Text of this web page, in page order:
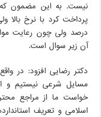
نیست. به این مضمون
پرداخت کرد با نرخ بالا
درصد ولی چون رعایت
آن زیر سوال است.
دکتر رضایی افزود: در
مسایل شرعی نیستیم و
خواست ما از مراجع
اسلامی و تعریف